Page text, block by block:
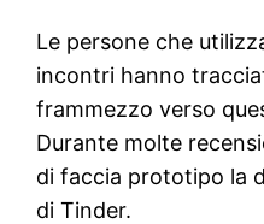
Le persone che
incontri hanno
frammezzo verso
Durante molte
di faccia prototipo la
di Tinder.